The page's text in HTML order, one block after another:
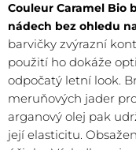
Couleur Caramel Bio
nádech bez ohledu
barvičky zvýrazní
použití ho dokáže
odpočatý letní look.
meruňových jader
arganový olej pak
její elasticitu.